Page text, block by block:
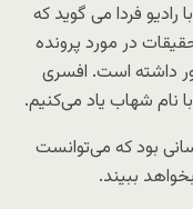
رادیو فردا می گوید که
در مورد پرونده
داشته است. افسری
با نام شهاب یاد می‌کنیم.
بود که می‌توانست
ببیند.